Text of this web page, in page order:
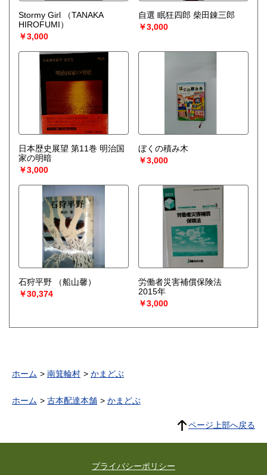
Stormy Girl
（TANAKA
HIROFUMI）
￥3,000
自選 眠狂四郎 柴田錬三郎
￥3,000
日本歴史展望 第11巻 明治国
家の明暗
￥3,000
ぼくの積み木
￥3,000
石狩平野
（船山馨）
￥30,374
労働者災害補償保険法
2015年
￥3,000
ホーム 南箕輪村 かまどぶ
ホーム 古本配達本舗 かまどぶ
ページ上部へ戻る
プライバシーポリシー